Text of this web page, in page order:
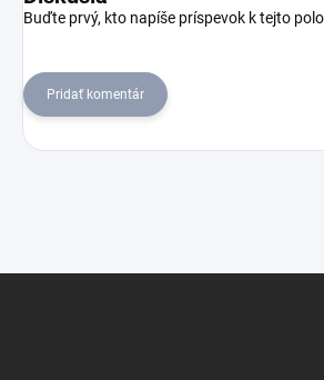
Buďte prvý, kto napíše príspevok k tejto
Pridať komentár